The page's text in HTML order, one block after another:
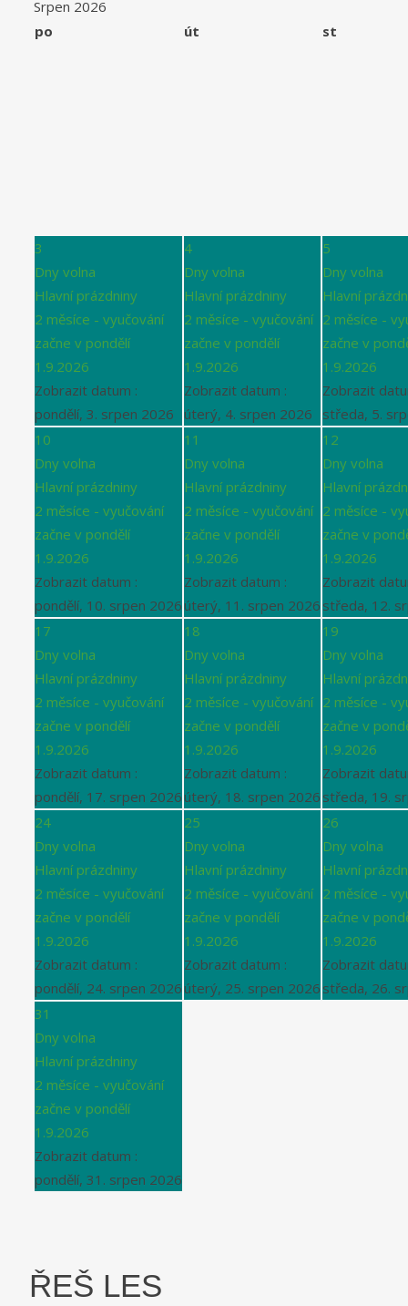
Srpen 2026
po
út st
3
Dny volna
Hlavní prázdniny
2 měsíce - vyučování
začne v pondělí
1.9.2026
Zobrazit datum :
pondělí, 3. srpen 2026
4
Dny volna
Hlavní prázdniny
2 měsíce - vyučování
začne v pondělí
1.9.2026
Zobrazit datum :
úterý, 4. srpen 2026
5
Dny volna
Hlavní
2 měsíce -
začne v
1.9.2026
Zobrazit
středa, 5.
10
Dny volna
Hlavní prázdniny
2 měsíce - vyučování
začne v pondělí
1.9.2026
Zobrazit datum :
pondělí, 10. srpen 2026
11
Dny volna
Hlavní prázdniny
2 měsíce - vyučování
začne v pondělí
1.9.2026
Zobrazit datum :
úterý, 11. srpen 2026
12
Dny volna
Hlavní
2 měsíce -
začne v
1.9.2026
Zobrazit
středa, 12.
17
Dny volna
Hlavní prázdniny
2 měsíce - vyučování
začne v pondělí
1.9.2026
Zobrazit datum :
pondělí, 17. srpen 2026
18
Dny volna
Hlavní prázdniny
2 měsíce - vyučování
začne v pondělí
1.9.2026
Zobrazit datum :
úterý, 18. srpen 2026
19
Dny volna
Hlavní
2 měsíce -
začne v
1.9.2026
Zobrazit
středa, 19.
24
Dny volna
Hlavní prázdniny
2 měsíce - vyučování
začne v pondělí
1.9.2026
Zobrazit datum :
pondělí, 24. srpen 2026
25
Dny volna
Hlavní prázdniny
2 měsíce - vyučování
začne v pondělí
1.9.2026
Zobrazit datum :
úterý, 25. srpen 2026
26
Dny volna
Hlavní
2 měsíce -
začne v
1.9.2026
Zobrazit
středa, 26.
31
Dny volna
Hlavní prázdniny
2 měsíce - vyučování
začne v pondělí
1.9.2026
Zobrazit datum :
pondělí, 31. srpen 2026
ŘEŠ LES